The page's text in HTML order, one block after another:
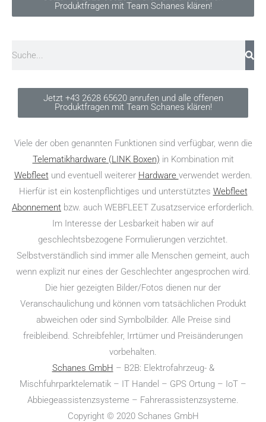
Produktfragen mit Team Schanes klären!
Jetzt +43 2628 65620 anrufen und alle offenen
Produktfragen mit Team Schanes klären!
Viele der oben genannten Funktionen sind verfügbar, wenn die
Telematikhardware (LINK Boxen) in Kombination mit
Webfleetund eventuell weiterer Hardware verwendet werden.
Hierfür ist ein kostenpflichtiges und unterstütztes Webfleet
Abonnement bzw. auch WEBFLEET Zusatzservice erforderlich.
Im Interesse der Lesbarkeit haben wir auf
geschlechtsbezogene Formulierungen verzichtet.
Selbstverständlich sind immer alle Menschen gemeint, auch
wenn explizit nur eines der Geschlechter angesprochen wird.
Die hier gezeigten Bilder/Fotos dienen nur der
Veranschaulichung und können vom tatsächlichen Produkt
abweichen oder sind Symbolbilder. Alle Preise sind
freibleibend. Schreibfehler, Irrtümer und Preisänderungen
vorbehalten.
Schanes GmbH – B2B: Elektro­fahr­zeug- &
Mischfuhrparktelematik – IT Handel – GPS Ortung – IoT –
Abbiegeassistenzsysteme – Fahrerassistenzsysteme.
Copyright © 2020 Schanes GmbH